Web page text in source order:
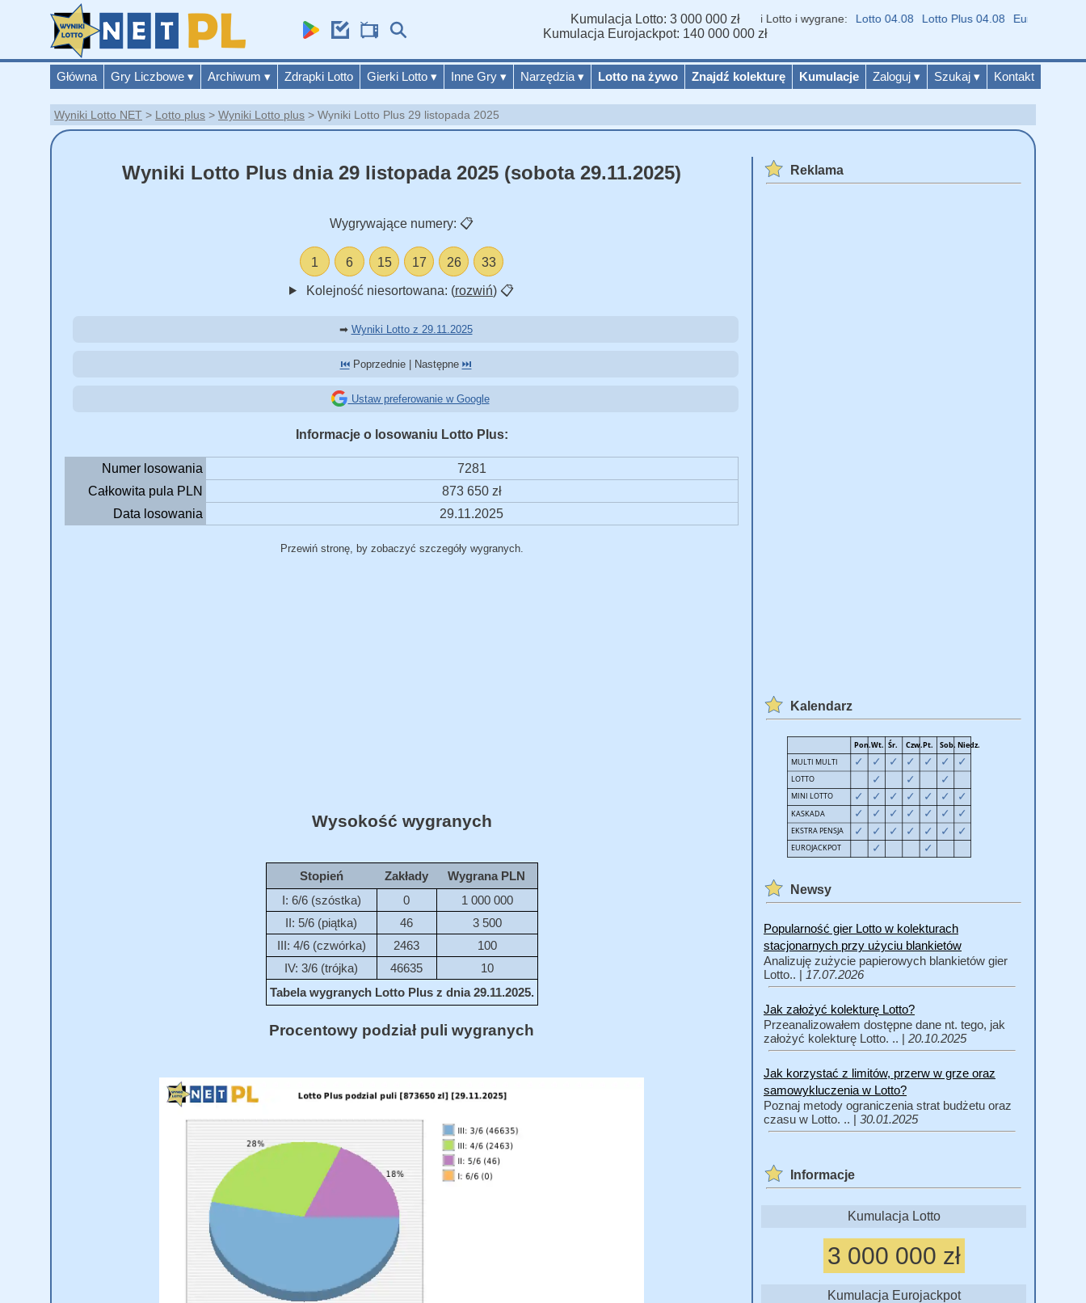
Główna Gry Liczbowe ▾ Archiwum ▾ Zdrapki Lotto Gierki Lotto ▾ Inne Gry ▾ Narzędzia ▾ Lotto na żywo Znajdź kolekturę Kumulacje Zaloguj ▾ Szukaj ▾ Kontakt
Kumulacja Lotto: 3 000 000 zł
Kumulacja Eurojackpot: 140 000 000 zł
Wyniki Lotto i wygrane: Lotto 04.08 Lotto Plus 04.08 Eurojackpot 04.08
Wyniki Lotto NET Lotto plus Wyniki Lotto plus Wyniki Lotto Plus 29 listopada 2025
Wyniki Lotto Plus dnia 29 listopada 2025 (sobota 29.11.2025)
Wygrywające numery: 📋
1 6 15 17 26 33
Kolejność niesortowana: (rozwiń) 📋
➡ Wyniki Lotto z 29.11.2025
⏮️Poprzednie | Następne ⏭️
Ustaw preferowanie w Google
Informacje o losowaniu Lotto Plus:
Numer losowania
7281
Całkowita pula PLN
873 650 zł
Data losowania
29.11.2025
Przewiń stronę, by zobaczyć szczegóły wygranych.
Wysokość wygranych
Stopień Zakłady
Wygrana PLN
I: 6/6 (szóstka)
0
1 000 000
II: 5/6 (piątka)
46
3 500
III: 4/6 (czwórka)
2463
100
IV: 3/6 (trójka)
46635
10
Tabela wygranych Lotto Plus z dnia 29.11.2025.
Procentowy podział puli wygranych
Reklama
Kalendarz
Newsy
Popularność gier Lotto w kolekturach
stacjonarnych przy użyciu blankietów
Analizuję zużycie papierowych blankietów gier
Lotto.. | 17.07.2026
Jak założyć kolekturę Lotto?
Przeanalizowałem dostępne dane nt. tego, jak
założyć kolekturę Lotto. .. | 20.10.2025
Jak korzystać z limitów, przerw w grze oraz
samowykluczenia w Lotto?
Poznaj metody ograniczenia strat budżetu oraz
czasu w Lotto. .. | 30.01.2025
Informacje
Kumulacja Lotto
3 000 000 zł
Kumulacja Eurojackpot